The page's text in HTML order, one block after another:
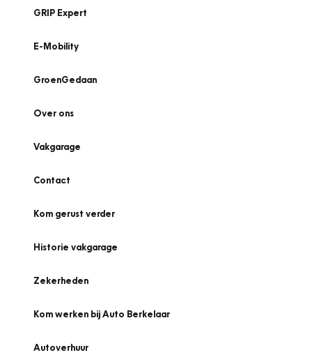
GRIP Expert
E-Mobility
GroenGedaan
Over ons
Vakgarage
Contact
Kom gerust verder
Historie vakgarage
Zekerheden
Kom werken bij Auto Berkelaar
Autoverhuur